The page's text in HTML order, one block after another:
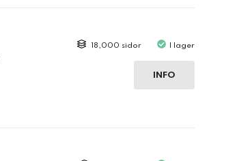
18,000 sidor I lager
INFO